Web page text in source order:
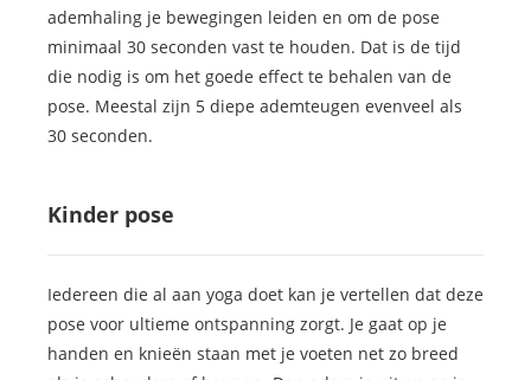
ademhaling je bewegingen leiden en om de pose
minimaal 30 seconden vast te houden. Dat is de tijd
die nodig is om het goede effect te behalen van de
pose. Meestal zijn 5 diepe ademteugen evenveel als
30 seconden.
Kinder pose
Iedereen die al aan yoga doet kan je vertellen dat deze
pose voor ultieme ontspanning zorgt. Je gaat op je
handen en knieën staan met je voeten net zo breed